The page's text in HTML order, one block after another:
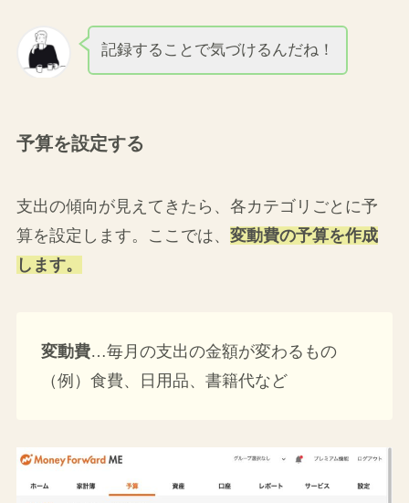
記録することで気づけるんだね！
予算を設定する
支出の傾向が見えてきたら、各カテゴリごとに予
算を設定します。ここでは、 変動費の予算を作成
します。
変動費…毎月の支出の金額が変わるもの
（例）食費、日用品、書籍代など